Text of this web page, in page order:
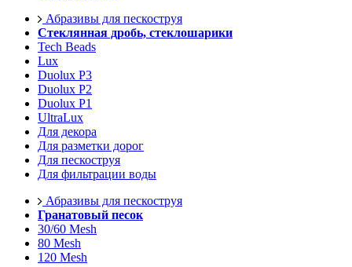
Абразивы для пескоструя
Стеклянная дробь, стеклошарики
Tech Beads
Lux
Duolux P3
Duolux P2
Duolux P1
UltraLux
Для декора
Для разметки дорог
Для пескоструя
Для фильтрации воды
Абразивы для пескоструя
Гранатовый песок
30/60 Mesh
80 Mesh
120 Mesh